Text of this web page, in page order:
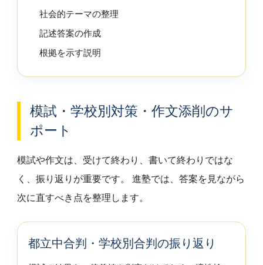
社会的テーマの整理
記述答案の作成
根拠を示す説明
模試・学校別対策・作文添削のサ
ポート
模試や作文は、受けて終わり、書いて終わりではな
く、振り返りが重要です。 進塾では、答案を見ながら
次に直すべき点を整理します。
都立中合判・学校別合判の振り返り